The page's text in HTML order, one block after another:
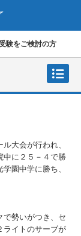
験をご検討の方
大会が行われ、
中に２５－４で勝
園中学に勝ち、
で勢いがつき、セ
ライトのサーブが